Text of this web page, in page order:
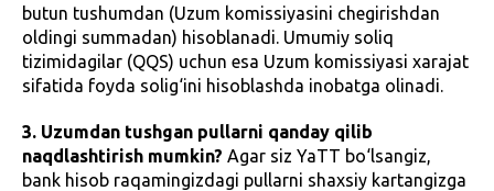
butun tushumdan (Uzum komissiyasini chegirishdan
oldingi summadan) hisoblanadi. Umumiy soliq
tizimidagilar (QQS) uchun esa Uzum komissiyasi xarajat
sifatida foyda solig‘ini hisoblashda inobatga olinadi.
3. Uzumdan tushgan pullarni qanday qilib
naqdlashtirish mumkin? Agar siz YaTT bo‘lsangiz,
bank hisob raqamingizdagi pullarni shaxsiy kartangizga